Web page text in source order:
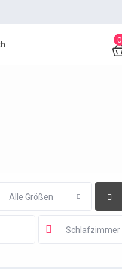
0
Alle Größen
Schlafzimmer